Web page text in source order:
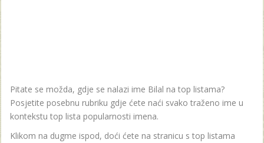
Pitate se možda, gdje se nalazi ime Bilal na top listama?
Posjetite posebnu rubriku gdje ćete naći svako traženo ime u
kontekstu top lista popularnosti imena.
Klikom na dugme ispod, doći ćete na stranicu s top listama